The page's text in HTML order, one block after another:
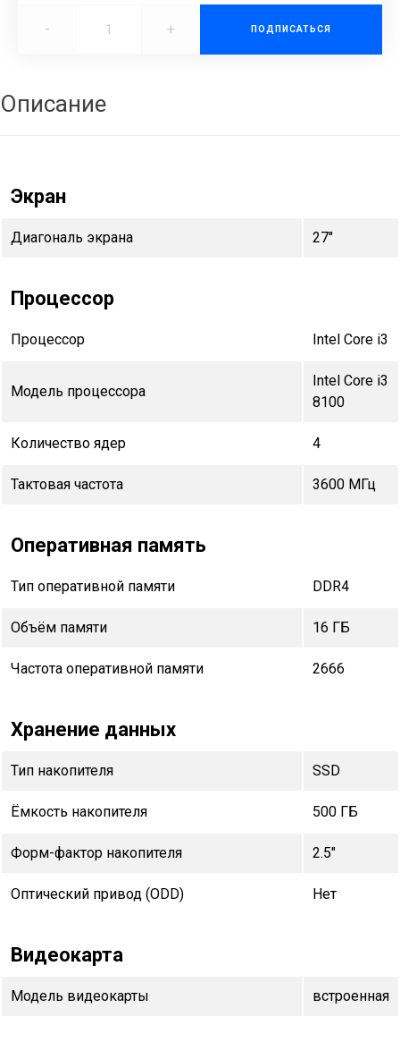
- + ПОДПИСАТЬСЯ
Описание
Экран
Диагональ экрана 27"
Процессор
Процессор Intel Core i3
Модель процессора
Intel Core i3
8100
Количество ядер 4
Тактовая частота 3600 МГц
Оперативная память
Тип оперативной памяти DDR4
Объём памяти 16 ГБ
Частота оперативной памяти 2666
Хранение данных
Тип накопителя SSD
Ёмкость накопителя 500 ГБ
Форм-фактор накопителя 2.5"
Оптический привод (ODD) Нет
Видеокарта
Модель видеокарты встроенная